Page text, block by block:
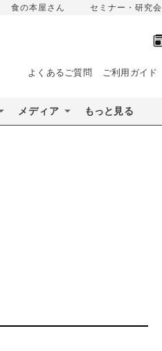
食の本屋さん セミナー・研究会
よくあるご質問 ご利用ガイド
メディア もっと見る